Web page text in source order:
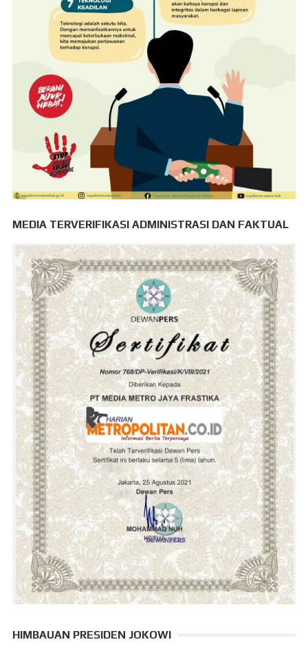
MEDIA TERVERIFIKASI ADMINISTRASI DAN FAKTUAL
HIMBAUAN PRESIDEN JOKOWI